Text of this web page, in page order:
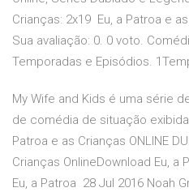
Crianças: 2x19 Eu, a Patroa e
Sua avaliação: 0. 0 voto.
Temporadas e Episódios.
My Wife and Kids é uma série
de comédia de situação exibida
Patroa e as Crianças ONLINE
Crianças OnlineDownload Eu, a
Eu, a Patroa 28 Jul 2016 Noah